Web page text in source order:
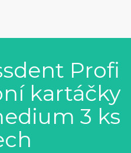
Profi
kartáčky
3 ks